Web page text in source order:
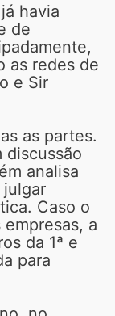
havia
de
as redes de
e Sir
as partes.
discussão
analisa
Caso o
a
da 1ª e
para